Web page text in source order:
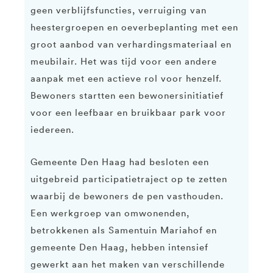
geen verblijfsfuncties, verruiging van
heestergroepen en oeverbeplanting met een
groot aanbod van verhardingsmateriaal en
meubilair. Het was tijd voor een andere
aanpak met een actieve rol voor henzelf.
Bewoners startten een bewonersinitiatief
voor een leefbaar en bruikbaar park voor
iedereen.
Gemeente Den Haag had besloten een
uitgebreid participatietraject op te zetten
waarbij de bewoners de pen vasthouden.
Een werkgroep van omwonenden,
betrokkenen als Samentuin Mariahof en
gemeente Den Haag, hebben intensief
gewerkt aan het maken van verschillende